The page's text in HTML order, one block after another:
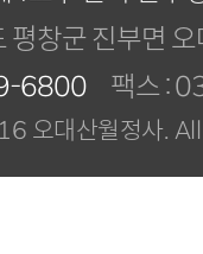
창군 진부면
6800 팩스 :
오대산월정사.